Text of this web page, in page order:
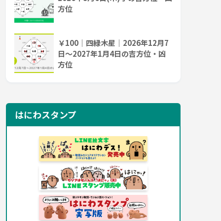
方位
￥100｜四緑木星｜2026年12月7
日～2027年1月4日の吉方位・凶
方位
はにわスタンプ